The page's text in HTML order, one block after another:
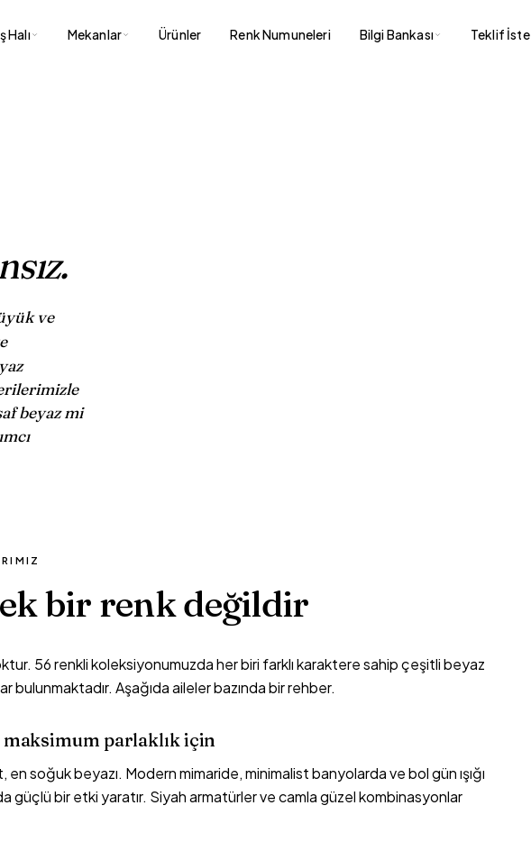
Halı Mekanlar Ürünler Renk Numuneleri Bilgi Bankası Teklif İste
ve
beyaz mi
bir renk değildir
56 renkli koleksiyonumuzda her biri farklı karaktere sahip çeşitli beyaz
bulunmaktadır. Aşağıda aileler bazında bir rehber.
parlaklık için
en soğuk beyazı. Modern mimaride, minimalist banyolarda ve bol gün ışığı
güçlü bir etki yaratır. Siyah armatürler ve camla güzel kombinasyonlar